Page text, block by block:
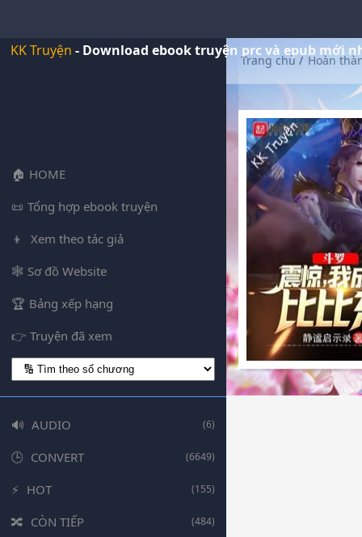
KK Truyện - Download ebook truyện prc và epub mới
HOME
Tổng hợp ebook truyện
Xem theo tác giả
Sơ đồ Website
Bảng xếp hạng
Truyện đã xem
AUDIO (6)
CONVERT (6649)
HOT (155)
CÒN TIẾP (484)
Trang chủ/ Hoàn